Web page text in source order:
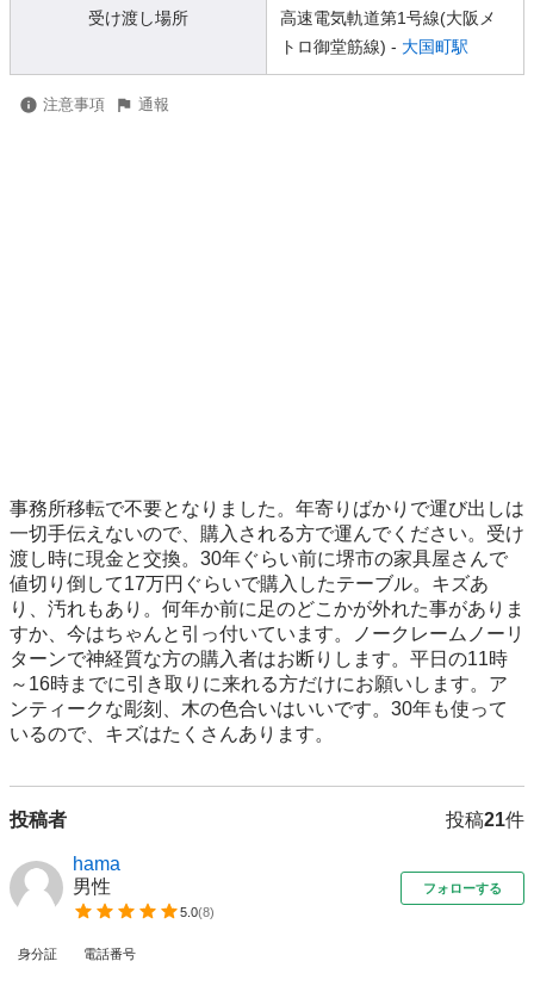
受け渡し場所
高速電気軌道第1号線(大阪メ
トロ御堂筋線) - 大国町駅
注意事項 通報
事務所移転で不要となりました。年寄りばかりで運び出しは
一切手伝えないので、購入される方で運んでください。受け
渡し時に現金と交換。30年ぐらい前に堺市の家具屋さんで
値切り倒して17万円ぐらいで購入したテーブル。キズあ
り、汚れもあり。何年か前に足のどこかが外れた事がありま
すか、今はちゃんと引っ付いています。ノークレームノーリ
ターンで神経質な方の購入者はお断りします。平日の11時
～16時までに引き取りに来れる方だけにお願いします。ア
ンティークな彫刻、木の色合いはいいです。30年も使って
いるので、キズはたくさんあります。
投稿者 投稿21件
hama
男性
5.0(8)
フォローする
身分証 電話番号